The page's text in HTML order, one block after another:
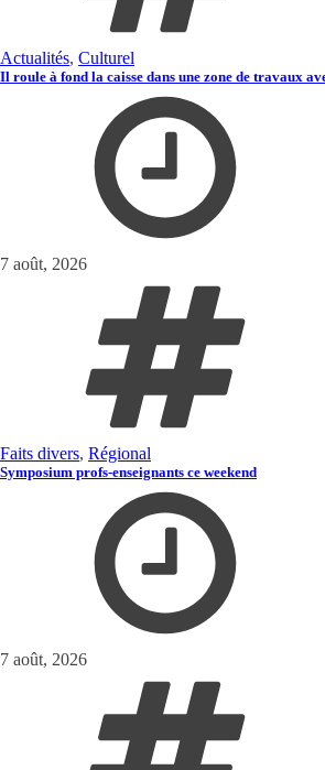
Actualités, Culturel
Il roule à fond la caisse dans une zone de travaux
7 août, 2026
Faits divers, Régional
Symposium profs-enseignants ce weekend
7 août, 2026